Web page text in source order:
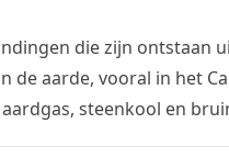
die zijn ontstaan
de aarde, vooral in het
steenkool en